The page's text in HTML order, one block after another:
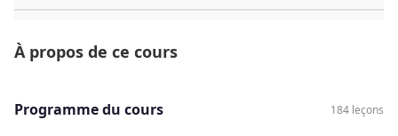
À propos de ce cours
Programme du cours 184 leçons